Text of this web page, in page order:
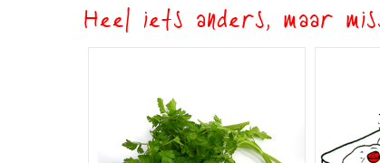
Heel iets anders, maar